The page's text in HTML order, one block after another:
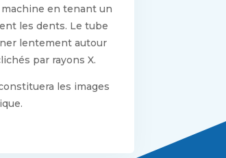
en tenant un
les dents. Le tube
lentement autour
par rayons X.
les images